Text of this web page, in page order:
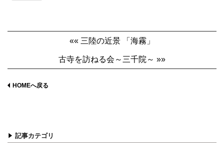
«« 三陸の近景 「海霧」
古寺を訪ねる会～三千院～ »»
HOMEへ戻る
記事カテゴリ